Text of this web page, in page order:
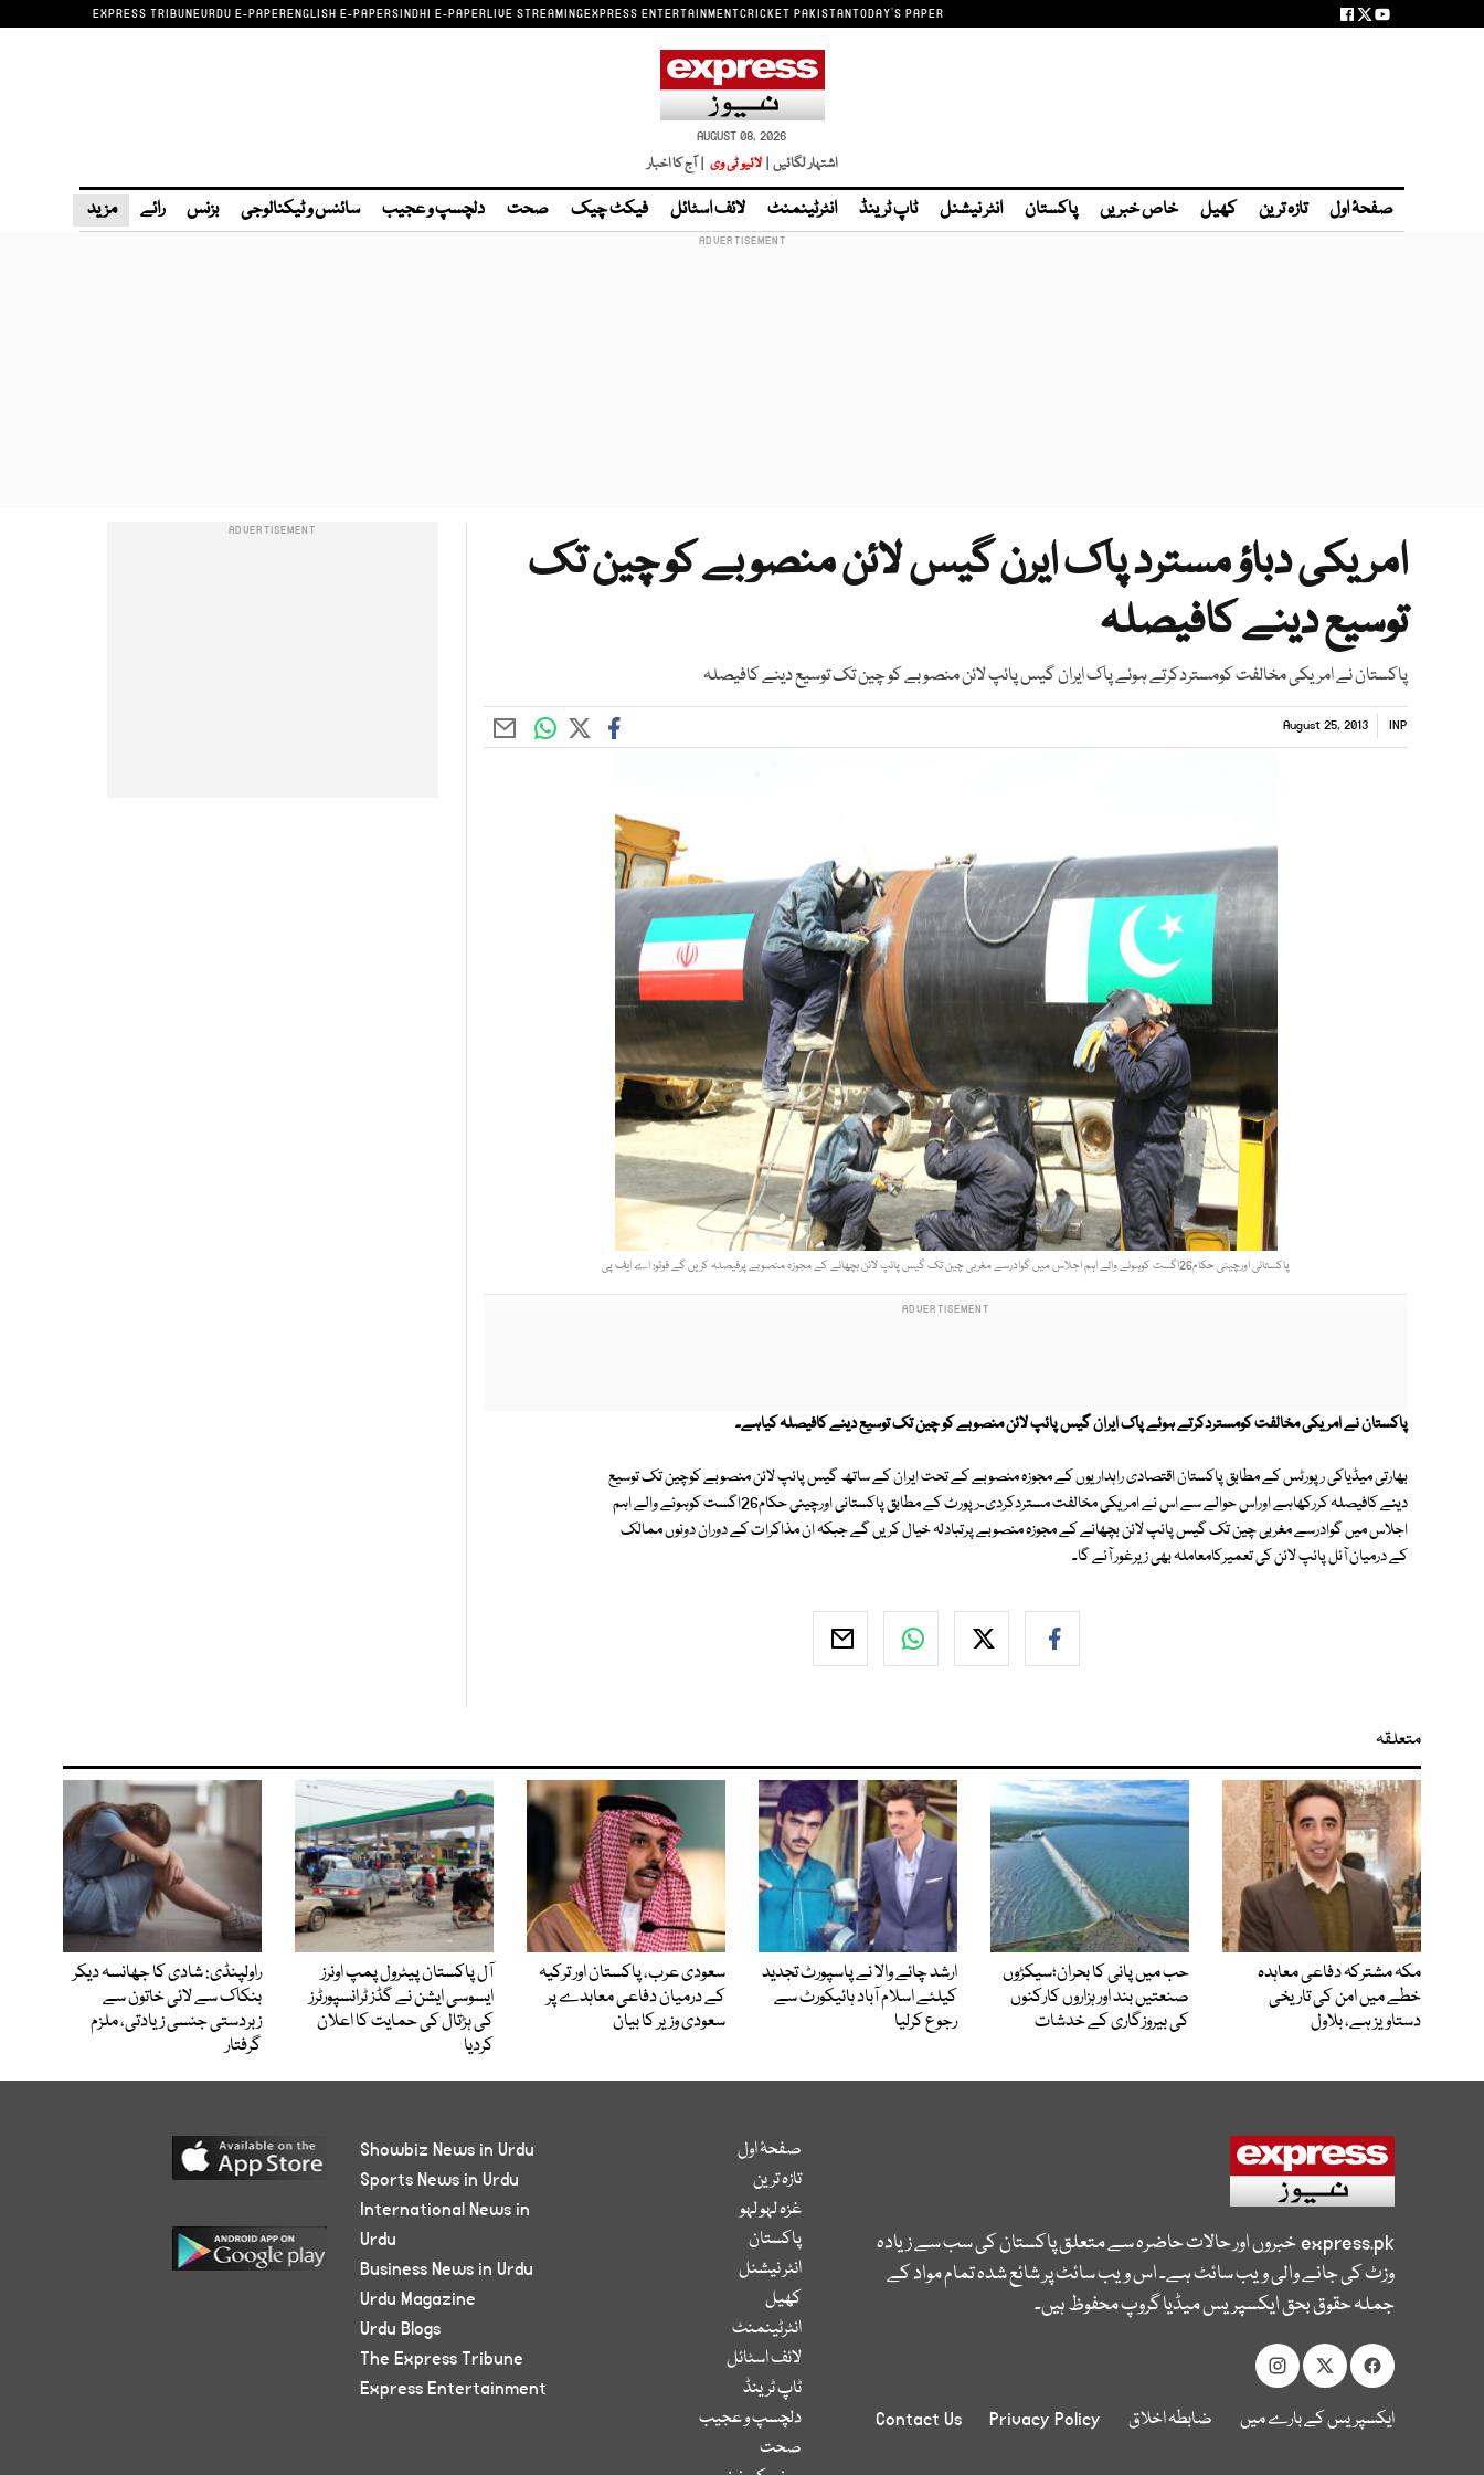
EXPRESS TRIBUNEURDU E-PAPERENGLISH E-PAPERSINDHI E-PAPERLIVE STREAMINGEXPRESS ENTERTAINMENTCRICKET PAKISTANTODAY'S PAPER
AUGUST 08, 2026
اشتہار لگائیں | لائیو ٹی وی | آج کا اخبار
صفحۂ اول تازہ ترین کھیل خاص خبریں پاکستان انٹر نیشنل ٹاپ ٹرینڈ انٹرٹینمنٹ لائف اسٹائل فیکٹ چیک صحت دلچسپ و عجیب سائنس و ٹیکنالوجی بزنس رائے مزید
امریکی دباؤ مسترد پاک ایرن گیس لائن منصوبے کو چین تک
توسیع دینے کافیصلہ
پاکستان نے امریکی مخالفت کومستردکرتے ہوئے پاک ایران گیس پائپ لائن منصوبے کو چین تک توسیع دینے کافیصلہ
INP
August 25, 2013
پاکستانی اورچینی حکام26اگست کوہونے والے اہم اجلاس میں گوادرسے مغربی چین تک گیس پائپ لائن بچھانے کے مجوزہ منصوبے پرفیصلہ کریں گے فوٹو: اے ایف پی
پاکستان نے امریکی مخالفت کومستردکرتے ہوئے پاک ایران گیس پائپ لائن منصوبے کو چین تک توسیع دینے کافیصلہ کیاہے۔
بھارتی میڈیاکی رپورٹس کے مطابق پاکستان اقتصادی راہداریوں کے مجوزہ منصوبے کے تحت ایران کے ساتھ گیس پائپ لائن منصوبے کوچین تک توسیع
دینے کافیصلہ کررکھاہے اوراس حوالے سے اس نے امریکی مخالفت مستردکردی۔رپورٹ کے مطابق پاکستانی اورچینی حکام26اگست کوہونے والے اہم
اجلاس میں گوادرسے مغربی چین تک گیس پائپ لائن بچھانے کے مجوزہ منصوبے پرتبادلہ خیال کریں گے جبکہ ان مذاکرات کے دوران دونوں ممالک
کے درمیان آئل پائپ لائن کی تعمیرکامعاملہ بھی زیرغور آئے گا۔
متعلقہ
مکہ مشترکہ دفاعی معاہدہ
خطے میں امن کی تاریخی
دستاویز ہے، بلاول
حب میں پانی کا بحران؛سیکڑوں
صنعتیں بند اور ہزاروں کارکنوں
کی بیروزگاری کے خدشات
ارشد چائے والا نے پاسپورٹ تجدید
کیلئے اسلام آباد ہائیکورٹ سے
رجوع کرلیا
سعودی عرب، پاکستان اور ترکیہ
کے درمیان دفاعی معاہدے پر
سعودی وزیر کا بیان
آل پاکستان پیٹرول پمپ اونرز
ایسوسی ایشن نے گڈز ٹرانسپورٹرز
کی ہڑتال کی حمایت کا اعلان
کردیا
راولپنڈی: شادی کا جھانسہ دیکر
بنکاک سے لائی خاتون سے
زبردستی جنسی زیادتی، ملزم
گرفتار
express.pkخبروں اور حالات حاضرہ سے متعلق پاکستان کی سب سے زیادہ
وزٹ کی جانے والی ویب سائٹ ہے۔ اس ویب سائٹ پر شائع شدہ تمام مواد کے
جملہ حقوق بحق ایکسپریس میڈیا گروپ محفوظ ہیں۔
ایکسپریس کے بارے میں ضابطہ اخلاق Privacy Policy
Contact Us
صفحۂ اول
تازہ ترین
غزہ لہو لہو
پاکستان
انٹر نیشنل
کھیل
انٹرٹینمنٹ
لائف اسٹائل
ٹاپ ٹرینڈ
دلچسپ و عجیب
صحت
Showbiz News in Urdu
Sports News in Urdu
International News in
Urdu
Business News in Urdu
Urdu Magazine
Urdu Blogs
The Express Tribune
Express Entertainment